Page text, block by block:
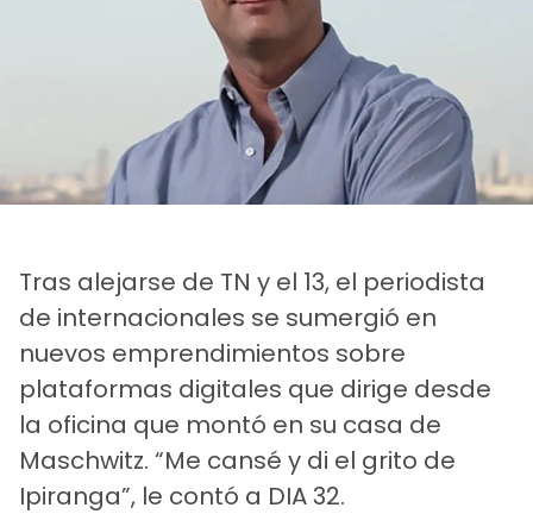
Tras alejarse de TN y el 13, el periodista
de internacionales se sumergió en
nuevos emprendimientos sobre
plataformas digitales que dirige desde
la oficina que montó en su casa de
Maschwitz. “Me cansé y di el grito de
Ipiranga”, le contó a DIA 32.